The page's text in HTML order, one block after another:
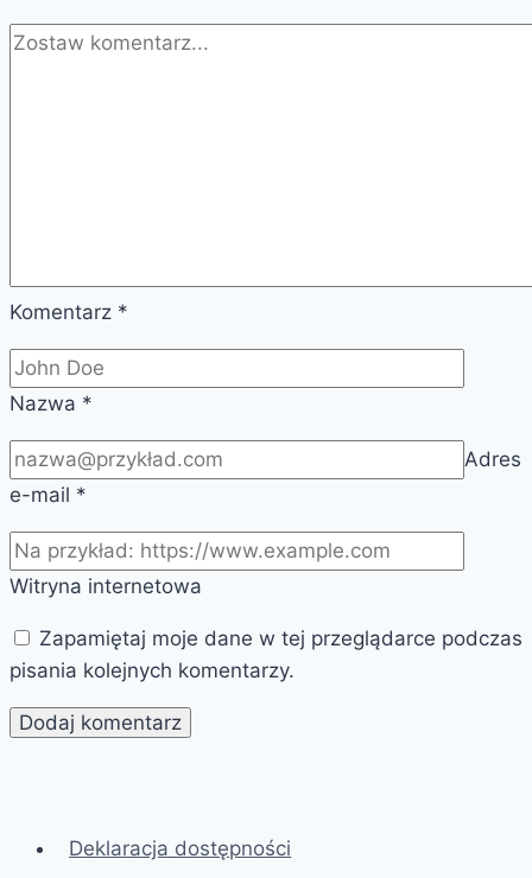
Komentarz *
Nazwa *
Adres
e-mail *
Witryna internetowa
Zapamiętaj moje dane w tej przeglądarce podczas
pisania kolejnych komentarzy.
Deklaracja dostępności